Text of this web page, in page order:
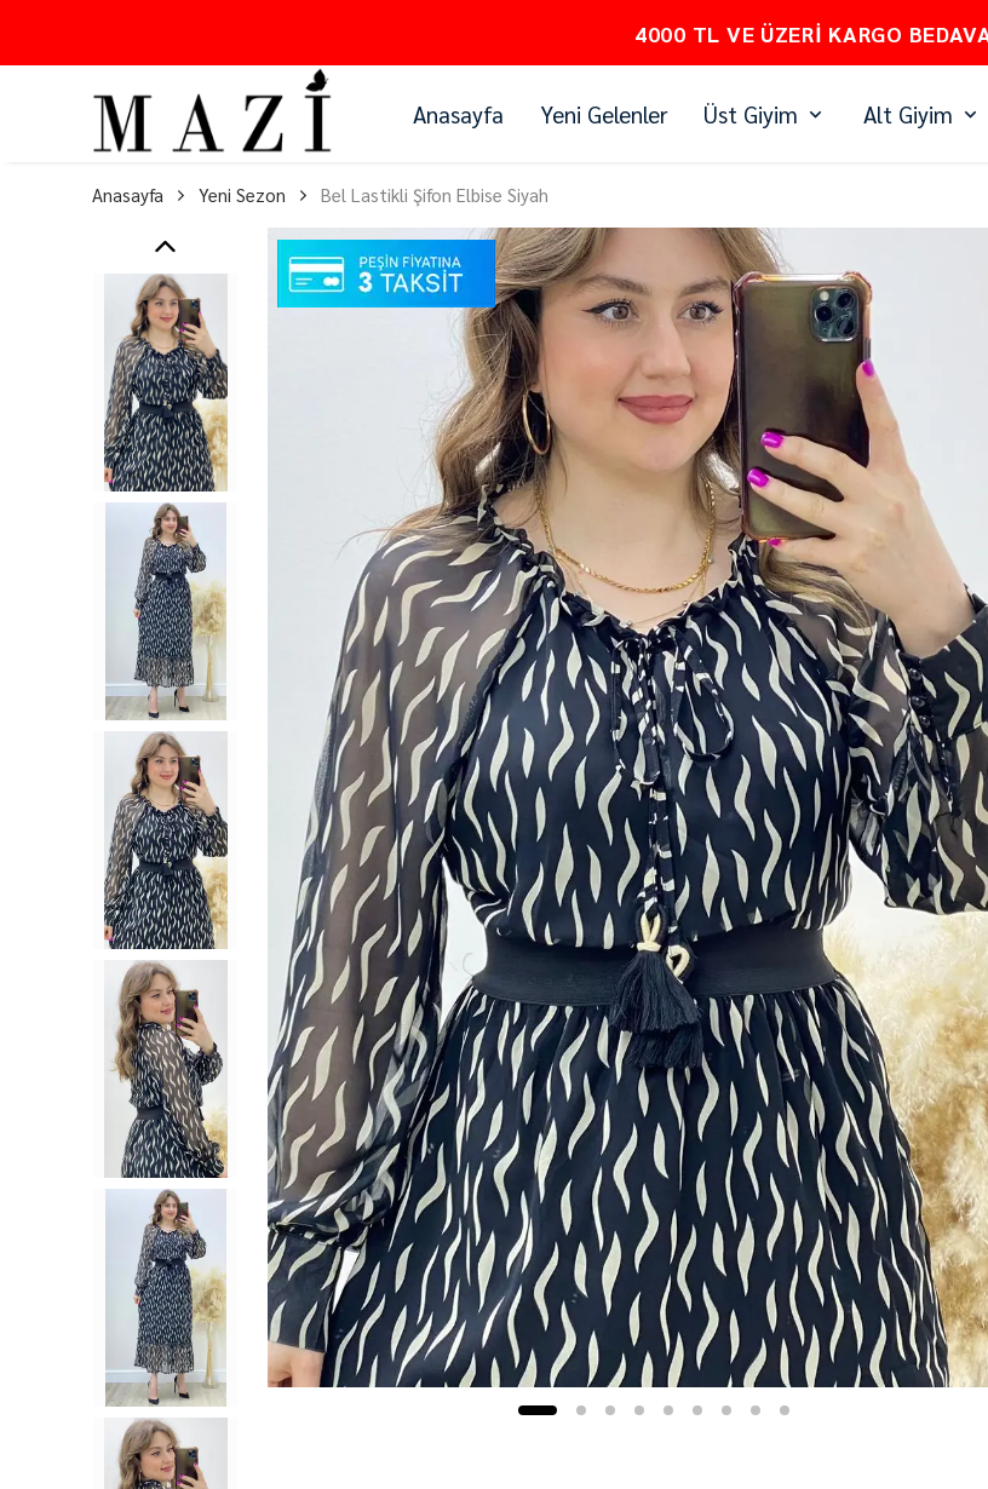
PEŞİN FİYATINA 3 TAKSİT
Anasayfa Yeni Gelenler Üst Giyim Alt Giyim
Anasayfa Yeni Sezon Bel Lastikli Şifon Elbise Siyah